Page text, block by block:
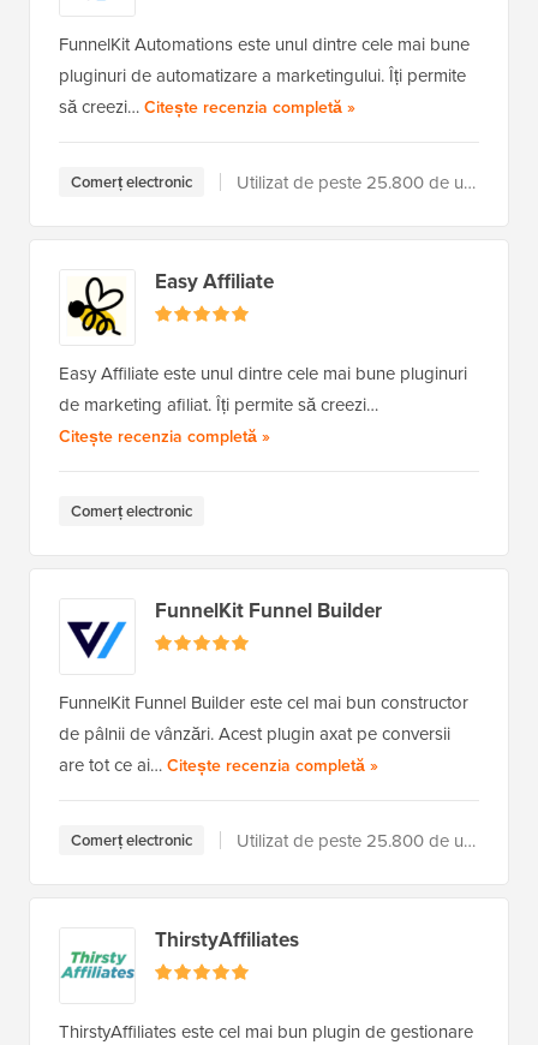
FunnelKit Automations este unul dintre cele mai bune
pluginuri de automatizare a marketingului. Îți permite
să creezi… Citește recenzia completă a FunnelKit Automations
»
Comerț electronic Utilizat de peste 25.800 de utilizatori
Easy Affiliate
Easy Affiliate este unul dintre cele mai bune pluginuri
de marketing afiliat. Îți permite să creezi…
Citește recenzia completă a Easy Affiliate
»
Comerț electronic
FunnelKit Funnel Builder
FunnelKit Funnel Builder este cel mai bun constructor
de pâlnii de vânzări. Acest plugin axat pe conversii
are tot ce ai… Citește recenzia completă a FunnelKit Funnel
»
Comerț electronic Utilizat de peste 25.800 de utilizatori
ThirstyAffiliates
ThirstyAffiliates este cel mai bun plugin de gestionare